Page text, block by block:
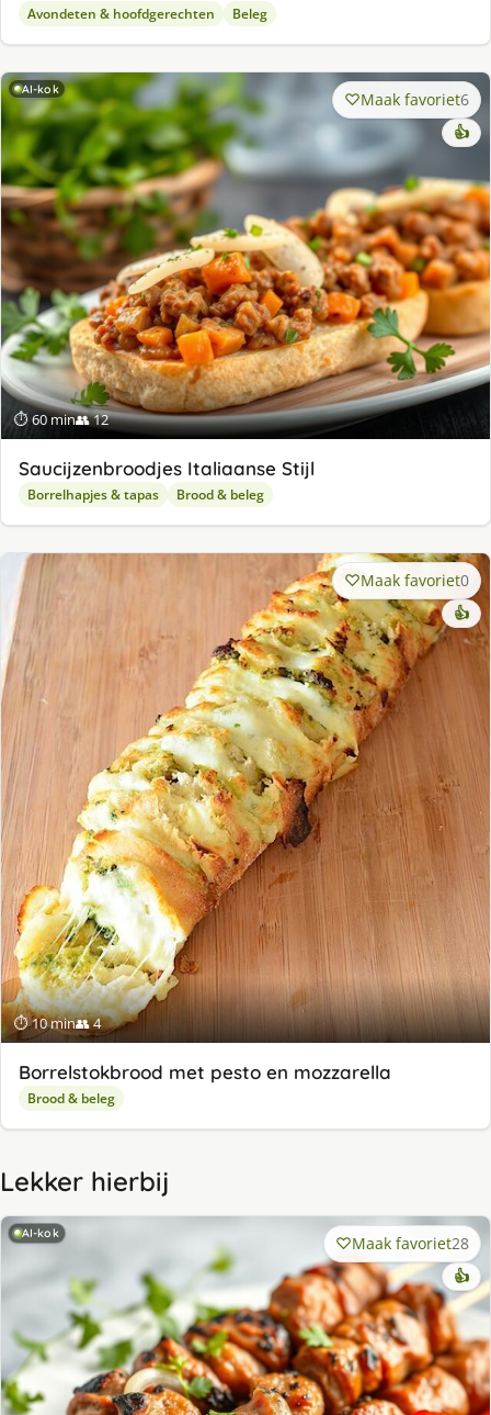
Avondeten & hoofdgerechten Beleg
AI-kok
⏱ 60 min👥 12
Maak favoriet6
👍
Saucijzenbroodjes Italiaanse Stijl
Borrelhapjes & tapas Brood & beleg
⏱ 10 min👥 4
Maak favoriet0
👍
Borrelstokbrood met pesto en mozzarella
Brood & beleg
Lekker hierbij
AI-kok Maak favoriet28
👍